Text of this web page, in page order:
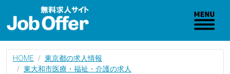
HOME
東京都の求人情報
東大和市医療・福祉・介護の求人